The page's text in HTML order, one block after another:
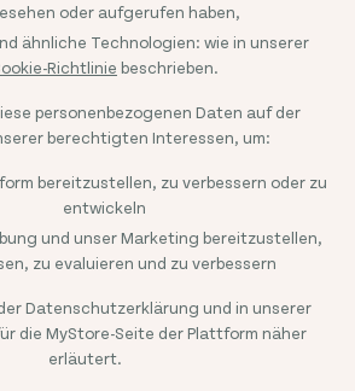
oder aufgerufen haben,
ähnliche Technologien: wie in unserer
Richtlinie beschrieben.
personenbezogenen Daten auf der
berechtigten Interessen, um:
bereitzustellen, zu verbessern oder zu
entwickeln
und unser Marketing bereitzustellen,
zu evaluieren und zu verbessern
Datenschutzerklärung und in unserer
die MyStore-Seite der Plattform näher
erläutert.